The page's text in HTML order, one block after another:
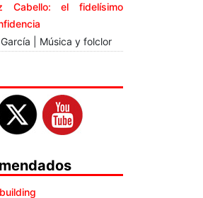
Cabello: el fidelísimo
| Música y folclor